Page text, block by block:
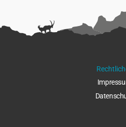
Impressu